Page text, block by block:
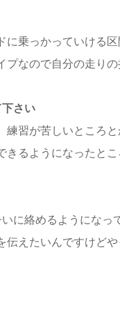
に乗っかっていける
なので自分の走り
さい
練習が苦しいところ
るようになったとこ
に絡めるようになっ
えたいんですけど